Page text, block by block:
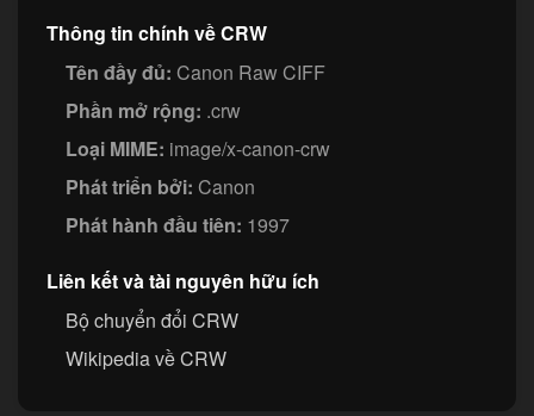
Thông tin chính về CRW
Tên đầy đủ: Canon Raw CIFF
Phần mở rộng: .crw
Loại MIME: image/x-canon-crw
Phát triển bởi: Canon
Phát hành đầu tiên: 1997
Liên kết và tài nguyên hữu ích
Bộ chuyển đổi CRW
Wikipedia về CRW